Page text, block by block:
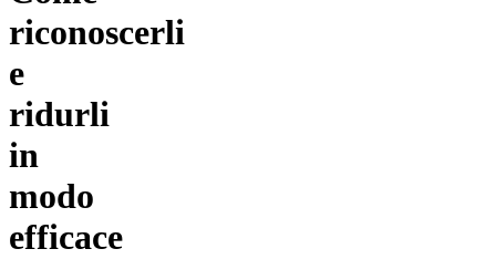
riconoscerli
e
ridurli
in
modo
efficace